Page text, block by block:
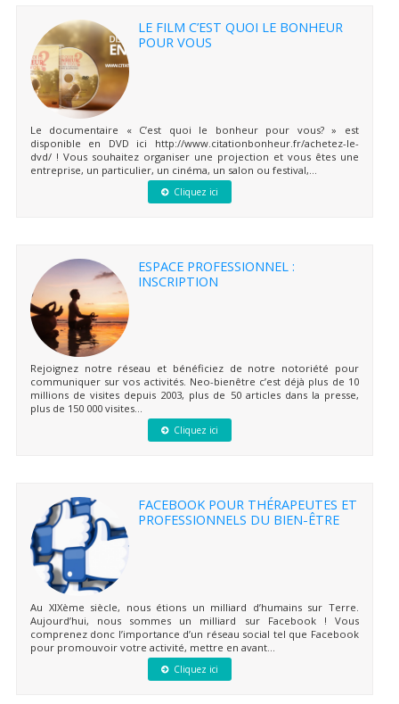
LE FILM C’EST QUOI LE BONHEUR
POUR VOUS
Le documentaire « C’est quoi le bonheur pour vous? » est
disponible en DVD ici http://www.citationbonheur.fr/achetez-le-
dvd/ ! Vous souhaitez organiser une projection et vous êtes une
entreprise, un particulier, un cinéma, un salon ou festival,...
Cliquez ici
ESPACE PROFESSIONNEL :
INSCRIPTION
Rejoignez notre réseau et bénéficiez de notre notoriété pour
communiquer sur vos activités. Neo-bienêtre c’est déjà plus de 10
millions de visites depuis 2003, plus de 50 articles dans la presse,
plus de 150 000 visites...
Cliquez ici
FACEBOOK POUR THÉRAPEUTES ET
PROFESSIONNELS DU BIEN-ÊTRE
Au XIXème siècle, nous étions un milliard d’humains sur Terre.
Aujourd’hui, nous sommes un milliard sur Facebook ! Vous
comprenez donc l’importance d’un réseau social tel que Facebook
pour promouvoir votre activité, mettre en avant...
Cliquez ici